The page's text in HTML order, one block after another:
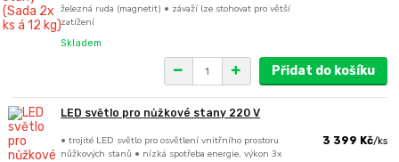
železná ruda (magnetit) • závaží lze stohovat pro větší
zatížení
Skladem
Přidat do košíku
LED světlo pro nůžkové stany 220 V
• trojité LED světlo pro osvětlení vnitřního prostoru
nůžkových stanů • nízká spotřeba energie, výkon 3x
3 399 Kč/ks